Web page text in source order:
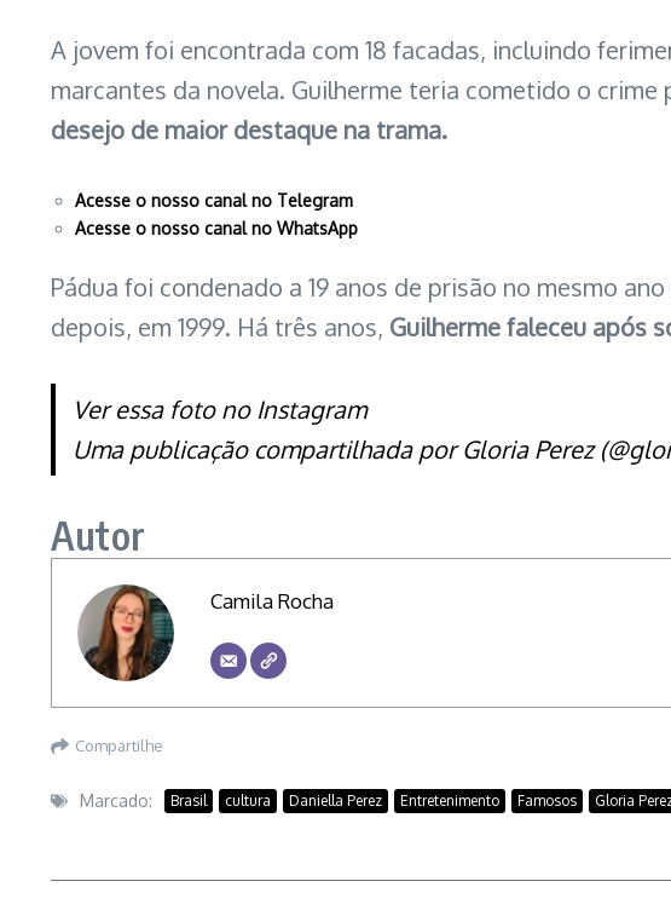
A jovem foi encontrada com 18 facadas, incluindo
marcantes da novela. Guilherme teria cometido o crime
desejo de maior destaque na trama.
Acesse o nosso canal no Telegram
Acesse o nosso canal no WhatsApp
Pádua foi condenado a 19 anos de prisão no mesmo
depois, em 1999. Há três anos, Guilherme faleceu após
Ver essa foto no Instagram
Uma publicação compartilhada por Gloria Perez
Autor
Camila Rocha
Compartilhe
Marcado: Brasil cultura Daniella Perez Entretenimento Famosos Gloria